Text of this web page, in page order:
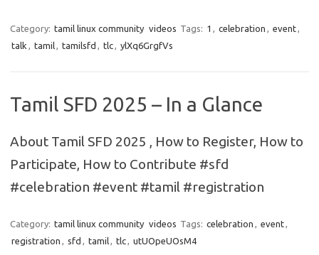
Category: tamil linux community videos Tags: 1 , celebration , event,
talk , tamil, tamilsfd , tlc, ylXq6GrgfVs
Tamil SFD 2025 – In a Glance
About Tamil SFD 2025 , How to Register, How to
Participate, How to Contribute #sfd
#celebration #event #tamil #registration
Category: tamil linux community videos Tags: celebration , event,
registration , sfd , tamil, tlc, utUOpeUOsM4